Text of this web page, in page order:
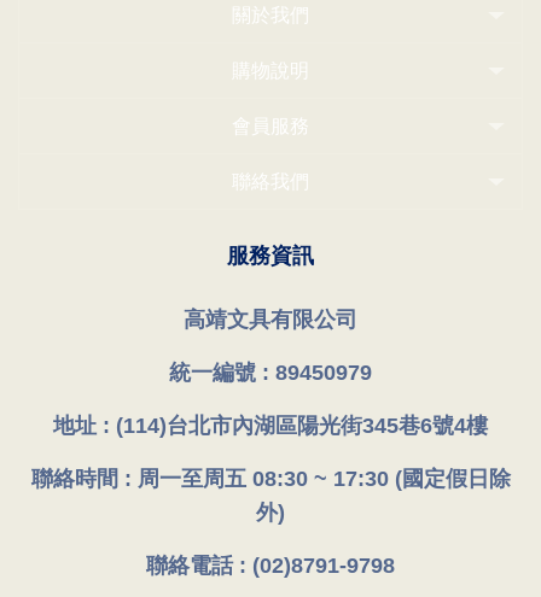
關於我們
購物說明
會員服務
聯絡我們
服務資訊
高靖文具有限公司
統一編號 : 89450979
地址 : (114)台北市內湖區陽光街345巷6號4樓
聯絡時間 : 周一至周五 08:30 ~ 17:30 (國定假日除
外)
聯絡電話 : (02)8791-9798